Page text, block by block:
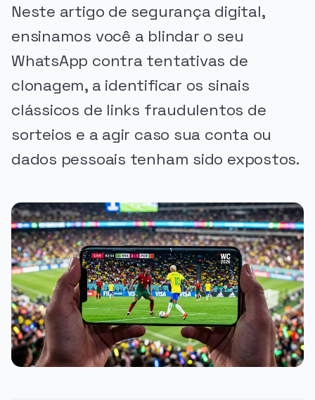
Neste artigo de segurança digital,
ensinamos você a blindar o seu
WhatsApp contra tentativas de
clonagem, a identificar os sinais
clássicos de links fraudulentos de
sorteios e a agir caso sua conta ou
dados pessoais tenham sido expostos.